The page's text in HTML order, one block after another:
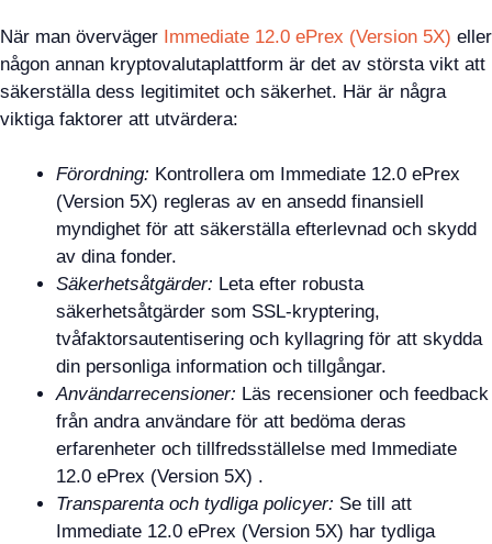
När man överväger Immediate 12.0 ePrex (Version 5X) eller
någon annan kryptovalutaplattform är det av största vikt att
säkerställa dess legitimitet och säkerhet. Här är några
viktiga faktorer att utvärdera:
Förordning: Kontrollera om Immediate 12.0 ePrex
(Version 5X) regleras av en ansedd finansiell
myndighet för att säkerställa efterlevnad och skydd
av dina fonder.
Säkerhetsåtgärder: Leta efter robusta
säkerhetsåtgärder som SSL-kryptering,
tvåfaktorsautentisering och kyllagring för att skydda
din personliga information och tillgångar.
Användarrecensioner: Läs recensioner och feedback
från andra användare för att bedöma deras
erfarenheter och tillfredsställelse med Immediate
12.0 ePrex (Version 5X) .
Transparenta och tydliga policyer: Se till att
Immediate 12.0 ePrex (Version 5X) har tydliga